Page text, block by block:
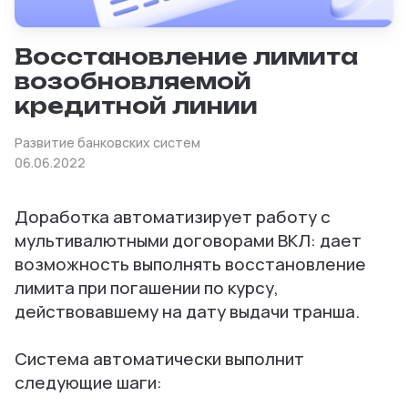
Восстановление лимита
возобновляемой
кредитной линии
Развитие банковских систем
06.06.2022
Доработка автоматизирует работу с
мультивалютными договорами ВКЛ: дает
возможность выполнять восстановление
лимита при погашении по курсу,
действовавшему на дату выдачи транша.
Система автоматически выполнит
следующие шаги: